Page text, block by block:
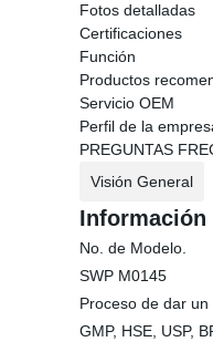
Fotos detalladas
Certificaciones
Función
Productos
Servicio OEM
Perfil de la
PREGUNTAS
Visión General
Información
No. de Modelo.
SWP M0145
Proceso de dar un
GMP, HSE, USP,